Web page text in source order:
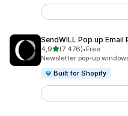
SendWILL Pop up Email
4,9z 5 hvězd
(7 476)
Celkový počet recenzí: 7476
•Free
Newsletter pop-up
Built for Shopify